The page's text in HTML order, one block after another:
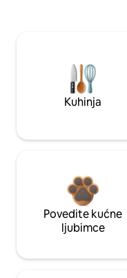
Kuhinja
Povedite kućne
ljubimce